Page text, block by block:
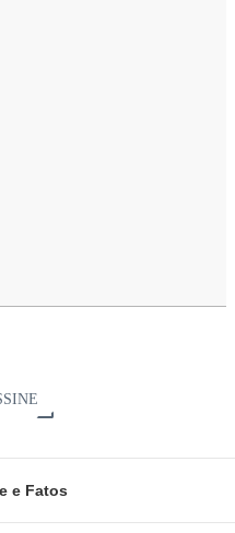
e Fatos